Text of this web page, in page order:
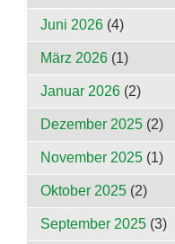
Juni 2026 (4)
März 2026 (1)
Januar 2026 (2)
Dezember 2025 (2)
November 2025 (1)
Oktober 2025 (2)
September 2025 (3)